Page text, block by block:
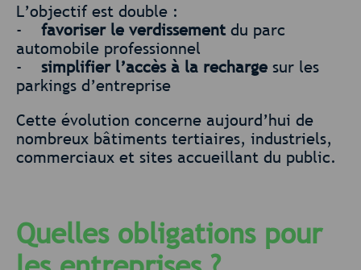
L’objectif est double :
- favoriser le verdissementdu parc
automobile professionnel
- simplifier l’accès à la recharge sur les
parkings d’entreprise
Cette évolution concerne aujourd’hui de
nombreux bâtiments tertiaires, industriels,
commerciaux et sites accueillant du public.
Quelles obligations pour